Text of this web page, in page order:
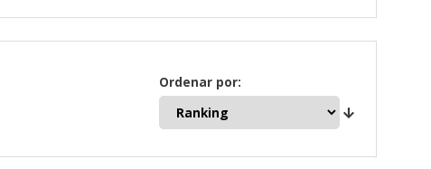
Ordenar por: